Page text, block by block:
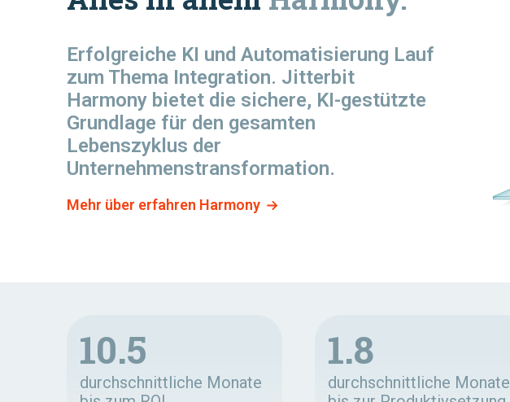
Erfolgreiche KI und Automatisierung Lauf
zum Thema Integration. Jitterbit
Harmony bietet die sichere, KI-gestützte
Grundlage für den gesamten
Lebenszyklus der
Unternehmenstransformation.
Mehr über erfahren Harmony
10.5
durchschnittliche Monate
1.8
durchschnittliche Monate